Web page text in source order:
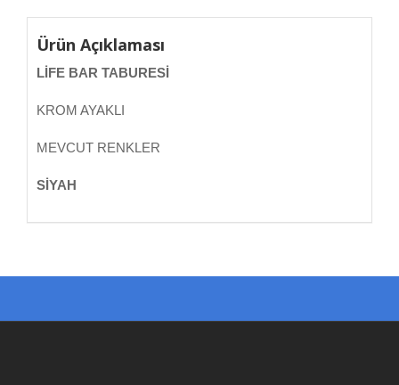
Ürün Açıklaması
LİFE BAR TABURESİ
KROM AYAKLI
MEVCUT RENKLER
SİYAH